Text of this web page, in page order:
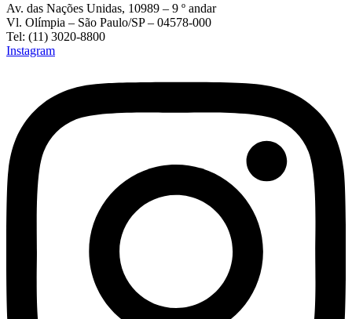
Av. das Nações Unidas, 10989 – 9 º andar
Vl. Olímpia – São Paulo/SP – 04578-000
Tel: (11) 3020-8800
Instagram